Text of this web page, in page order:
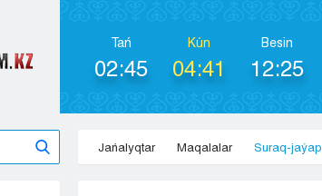
Tań
02:45
Kún
04:41
Besіn
12:25
Jańalyqtar Maqalalar Suraq-jaýap